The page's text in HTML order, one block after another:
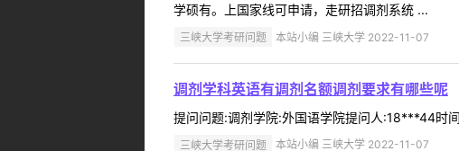
学硕有。上国家线可申请，走研招调剂系统 ...
三峡大学考研问题 本站小编 三峡大学 2022-11-07
调剂学科英语有调剂名额调剂要求有哪些呢
提问问题:调剂学院:外国语学院提问人:18***44时
三峡大学考研问题 本站小编 三峡大学 2022-11-07